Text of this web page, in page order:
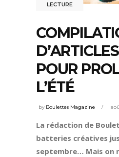
LECTURE
POUR
L’ÉTÉ
by Boulettes Magazine
La rédaction de
batteries créatives
septembre… Mais on